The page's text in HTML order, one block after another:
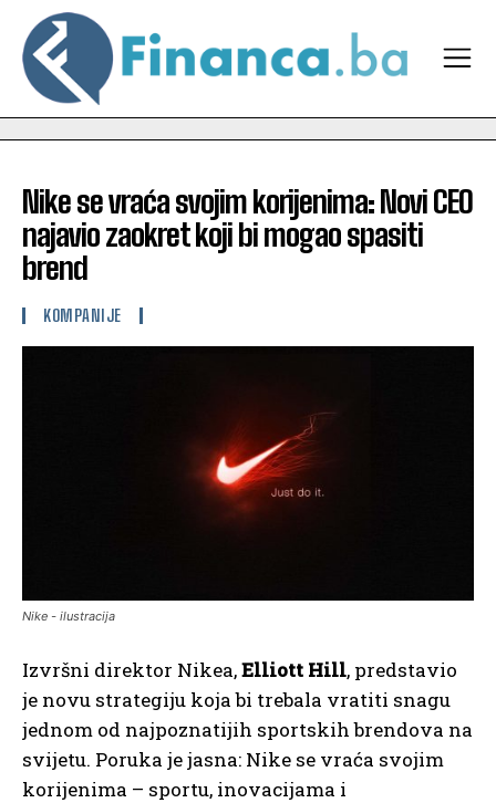
Nike se vraća svojim korijenima: Novi CEO
najavio zaokret koji bi mogao spasiti
brend
KOMPANIJE
Nike - ilustracija
Izvršni direktor Nikea,Elliott Hill, predstavio
je novu strategiju koja bi trebala vratiti snagu
jednom od najpoznatijih sportskih brendova na
svijetu. Poruka je jasna: Nike se vraća svojim
korijenima – sportu, inovacijama i